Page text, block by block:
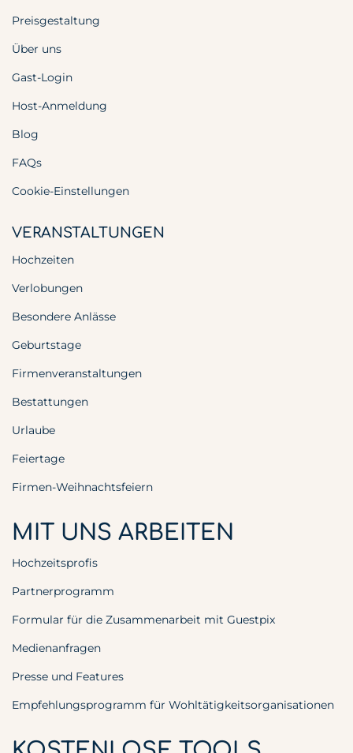
Preisgestaltung
Über uns
Gast-Login
Host-Anmeldung
Blog
FAQs
Cookie-Einstellungen
VERANSTALTUNGEN
Hochzeiten
Verlobungen
Besondere Anlässe
Geburtstage
Firmenveranstaltungen
Bestattungen
Urlaube
Feiertage
Firmen-Weihnachtsfeiern
MIT UNS ARBEITEN
Hochzeitsprofis
Partnerprogramm
Formular für die Zusammenarbeit mit Guestpix
Medienanfragen
Presse und Features
Empfehlungsprogramm für Wohltätigkeitsorganisationen